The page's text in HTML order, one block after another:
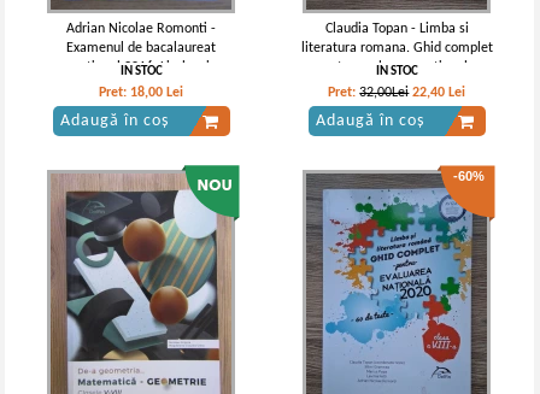
Adrian Nicolae Romonti -
Examenul de bacalaureat
national 2016. Limba si
literatura romana. Modele de
teste
IN STOC
Pret: 18,00 Lei
Adaugă în coș
Claudia Topan - Limba si
literatura romana. Ghid complet
pentru evaluarea nationala.
Repere teoretice, exersarea
itemilor, clasa a VIII-a (2020)
IN STOC
Pret:32,00Lei 22,40 Lei
Adaugă în coș
-60%